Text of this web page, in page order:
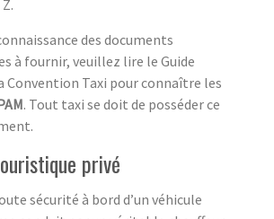
des documents
à fournir, veuillez lire le Guide
Convention Taxi pour connaître les
. Tout taxi se doit de posséder ce
privé
sécurité à bord d’un véhicule